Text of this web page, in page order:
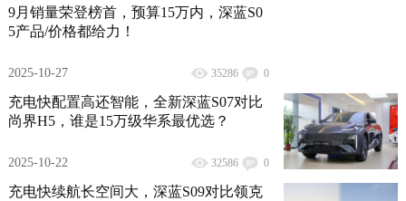
9月销量荣登榜首，预算15万内，深蓝S0
5产品/价格都给力！
2025-10-27 35286 0
充电快配置高还智能，全新深蓝S07对比
尚界H5，谁是15万级华系最优选？
2025-10-22 32586 0
充电快续航长空间大，深蓝S09对比领克